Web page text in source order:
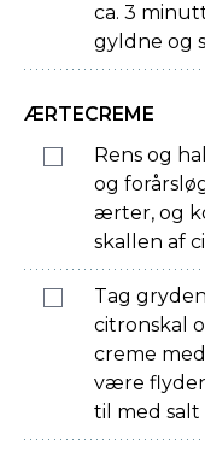
ca. 3
gyldne og
ÆRTECREME
Rens og
og
ærter, og
skallen af
Tag
citronskal
creme
være
til med salt